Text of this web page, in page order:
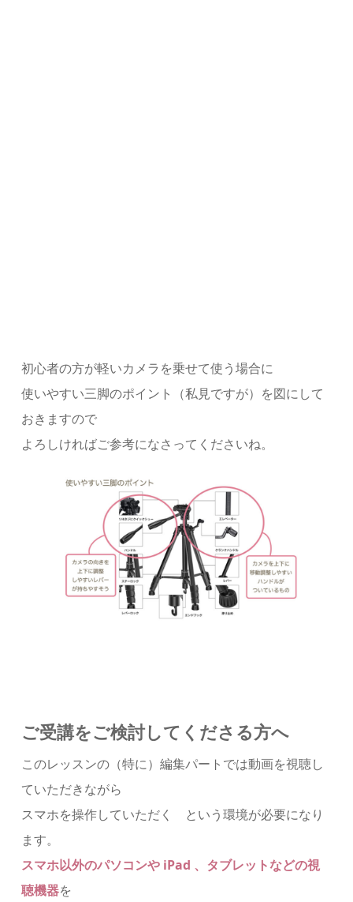
初心者の方が軽いカメラを乗せて使う場合に
使いやすい三脚のポイント（私見ですが）を図にして
おきますので
よろしければご参考になさってくださいね。
ご受講をご検討してくださる方へ
このレッスンの（特に）編集パートでは動画を視聴し
ていただきながら
スマホを操作していただく という環境が必要になり
ます。
スマホ以外のパソコンや iPad 、タブレットなどの視
聴機器を